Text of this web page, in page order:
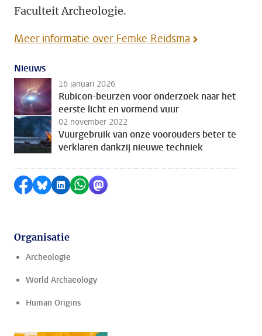
Faculteit Archeologie.
Meer informatie over Femke Reidsma
Nieuws
16 januari 2026
Rubicon-beurzen voor onderzoek naar het
eerste licht en vormend vuur
02 november 2022
Vuurgebruik van onze voorouders beter te
verklaren dankzij nieuwe techniek
Delen op Facebook
Delen via Bluesky
Delen op LinkedIn
Delen via WhatsApp
Delen via Mastodon
Organisatie
Archeologie
World Archaeology
Human Origins